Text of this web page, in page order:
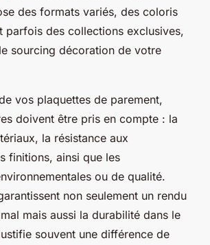
des formats variés, des coloris
parfois des collections exclusives,
sourcing décoration de votre
vos plaquettes de parement,
doivent être pris en compte : la
la résistance aux
finitions, ainsi que les
ou de qualité.
non seulement un rendu
mais aussi la durabilité dans le
souvent une différence de